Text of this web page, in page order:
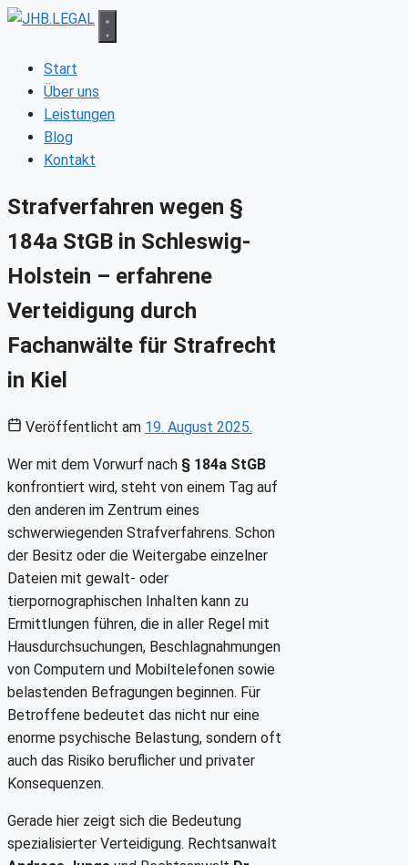
Zum
springenStart
Über uns
Leistungen
Blog
Kontakt
Strafverfahren wegen §
184a StGB in Schleswig-
Holstein – erfahrene
Verteidigung durch
Fachanwälte für Strafrecht
in Kiel
Veröffentlicht am 19. August 2025.
Wer mit dem Vorwurf nach § 184a StGB
konfrontiert wird, steht von einem Tag auf
den anderen im Zentrum eines
schwerwiegenden Strafverfahrens. Schon
der Besitz oder die Weitergabe einzelner
Dateien mit gewalt- oder
tierpornographischen Inhalten kann zu
Ermittlungen führen, die in aller Regel mit
Hausdurchsuchungen, Beschlagnahmungen
von Computern und Mobiltelefonen sowie
belastenden Befragungen beginnen. Für
Betroffene bedeutet das nicht nur eine
enorme psychische Belastung, sondern oft
auch das Risiko beruflicher und privater
Konsequenzen.
Gerade hier zeigt sich die Bedeutung
spezialisierter Verteidigung. Rechtsanwalt